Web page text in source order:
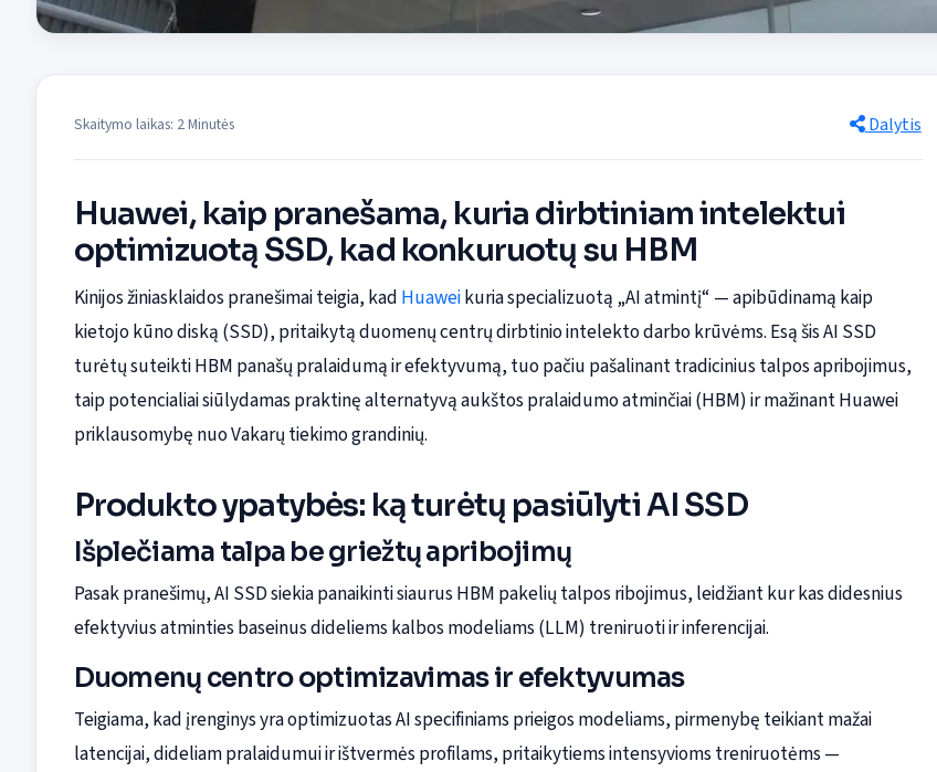
Skaitymo laikas: 2 Minutės Dalytis
Huawei, kaip pranešama, kuria dirbtiniam intelektui
optimizuotą SSD, kad konkuruotų su HBM
Kinijos žiniasklaidos pranešimai teigia, kad Huaweikuria specializuotą „AI atmintį“ — apibūdinamą kaip
kietojo kūno diską (SSD), pritaikytą duomenų centrų dirbtinio intelekto darbo krūvėms. Esą šis AI SSD
turėtų suteikti HBM panašų pralaidumą ir efektyvumą, tuo pačiu pašalinant tradicinius talpos apribojimus,
taip potencialiai siūlydamas praktinę alternatyvą aukštos pralaidumo atminčiai (HBM) ir mažinant Huawei
priklausomybę nuo Vakarų tiekimo grandinių.
Produkto ypatybės: ką turėtų pasiūlyti AI SSD
Išplečiama talpa be griežtų apribojimų
Pasak pranešimų, AI SSD siekia panaikinti siaurus HBM pakelių talpos ribojimus, leidžiant kur kas didesnius
efektyvius atminties baseinus dideliems kalbos modeliams (LLM) treniruoti ir inferencijai.
Duomenų centro optimizavimas ir efektyvumas
Teigiama, kad įrenginys yra optimizuotas AI specifiniams prieigos modeliams, pirmenybę teikiant mažai
latencijai, dideliam pralaidumui ir ištvermės profilams, pritaikytiems intensyvioms treniruotėms —